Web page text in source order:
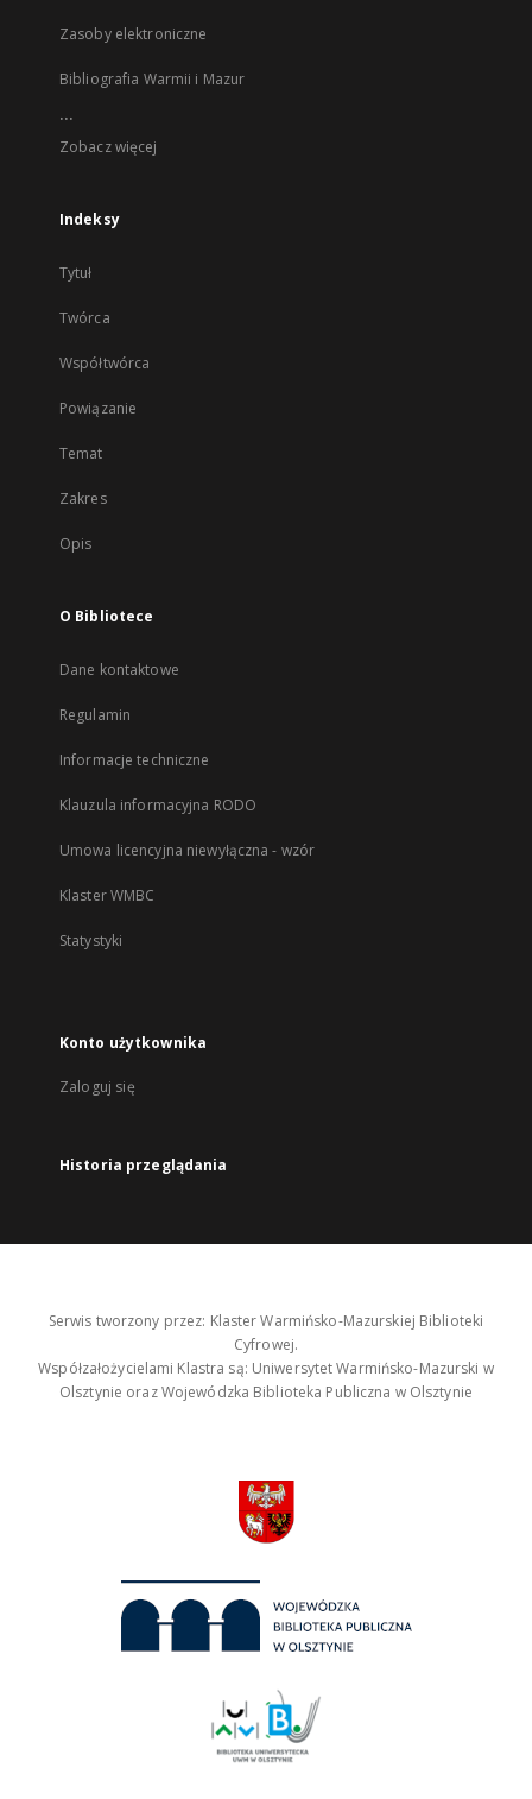
Zasoby elektroniczne
Bibliografia Warmii i Mazur
...
Zobacz więcej
Indeksy
Tytuł
Twórca
Współtwórca
Powiązanie
Temat
Zakres
Opis
O Bibliotece
Dane kontaktowe
Regulamin
Informacje techniczne
Klauzula informacyjna RODO
Umowa licencyjna niewyłączna - wzór
Klaster WMBC
Statystyki
Konto użytkownika
Zaloguj się
Historia przeglądania
Serwis tworzony przez: Klaster Warmińsko-Mazurskiej Biblioteki
Cyfrowej.
Współzałożycielami Klastra są: Uniwersytet Warmińsko-Mazurski w
Olsztynie oraz Wojewódzka Biblioteka Publiczna w Olsztynie